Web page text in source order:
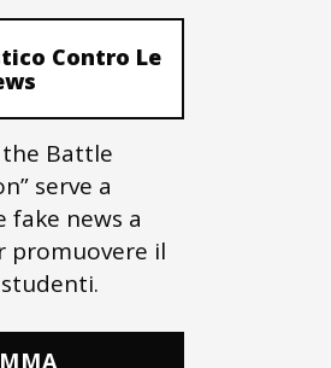
Contro Le
the Battle
serve a
fake news a
promuovere il